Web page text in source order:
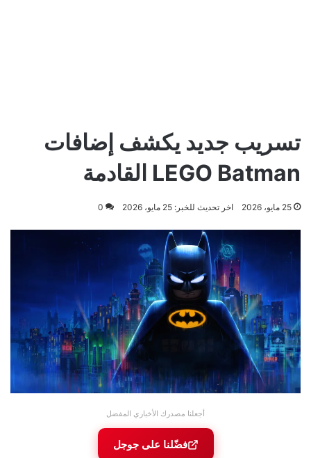
تسريب جديد يكشف إضافات
LEGO Batman القادمة
25 مايو، 2026 اخر تحديث للخبر: 25 مايو، 2026 0
أجعلنا مصدرك الأخباري المفضل
فضّلنا على جوجل